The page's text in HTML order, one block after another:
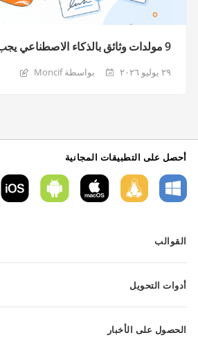
9 مولدات وثائق بالذكاء الاصطناعي يجب متابعتها في 2026
٢٩ يوليو ٢٠٢٦ بواسطة Moncif
أحصل على التطبيقات المجانية
القوالب
قوالب المستندات النصية
قوالب الجداول
قوالب العروض التقديمية
أدوات التحويل
تحويل جداول البيانات
الحصول على الأخبار